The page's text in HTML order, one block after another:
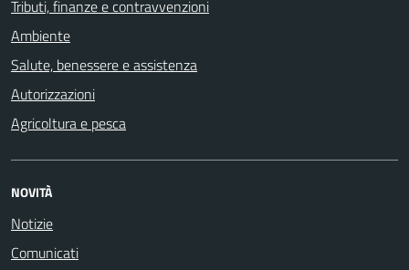
Tributi, finanze e contravvenzioni
Ambiente
Salute, benessere e assistenza
Autorizzazioni
Agricoltura e pesca
NOVITÀ
Notizie
Comunicati